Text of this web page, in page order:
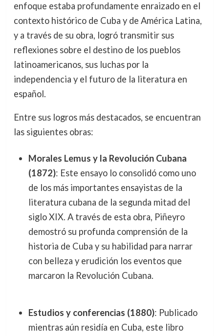
enfoque estaba profundamente enraizado en el
contexto histórico de Cuba y de América Latina,
y a través de su obra, logró transmitir sus
reflexiones sobre el destino de los pueblos
latinoamericanos, sus luchas por la
independencia y el futuro de la literatura en
español.
Entre sus logros más destacados, se encuentran
las siguientes obras:
Morales Lemus y la Revolución Cubana
(1872): Este ensayo lo consolidó como uno
de los más importantes ensayistas de la
literatura cubana de la segunda mitad del
siglo XIX. A través de esta obra, Piñeyro
demostró su profunda comprensión de la
historia de Cuba y su habilidad para narrar
con belleza y erudición los eventos que
marcaron la Revolución Cubana.
Estudios y conferencias (1880): Publicado
mientras aún residía en Cuba, este libro